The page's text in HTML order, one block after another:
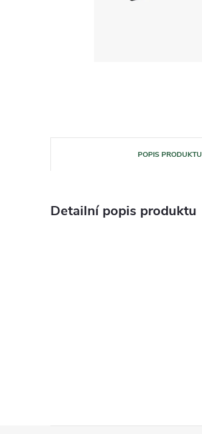
POPIS PRODUKTU
Detailní popis produktu